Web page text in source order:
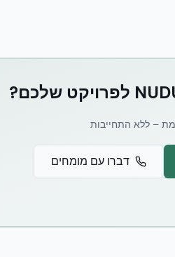
– ללא התחייבות
דברו עם מומחים